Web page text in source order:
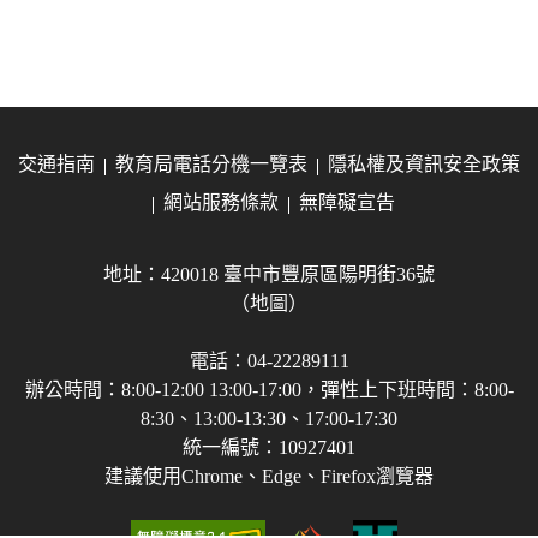
交通指南 教育局電話分機一覽表
隱私權及資訊安全政策
網站服務條款
無障礙宣告
地址：420018 臺中市豐原區陽明街36號
（地圖）
電話：04-22289111
辦公時間：8:00-12:00 13:00-17:00，彈性上下班時間：8:00-
8:30、13:00-13:30、17:00-17:30
統一編號：10927401
建議使用Chrome、Edge、Firefox瀏覽器